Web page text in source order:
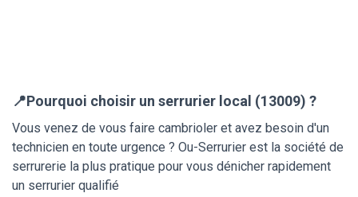
📍Pourquoi choisir un serrurier local (13009) ?
Vous venez de vous faire cambrioler et avez besoin d'un
technicien en toute urgence ? Ou-Serrurier est la société de
serrurerie la plus pratique pour vous dénicher rapidement
un serrurier qualifié